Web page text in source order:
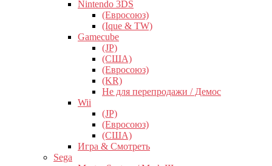
Nintendo 3DS
(Евросоюз)
(Ique & TW)
Gamecube
(JP)
(США)
(Евросоюз)
(KR)
Не для перепродажи / Демос
Wii
(JP)
(Евросоюз)
(США)
Игра & Смотреть
Sega